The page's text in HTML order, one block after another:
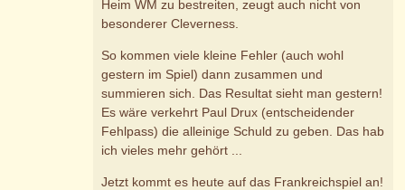
Heim WM zu bestreiten, zeugt auch nicht von
besonderer Cleverness.
So kommen viele kleine Fehler (auch wohl
gestern im Spiel) dann zusammen und
summieren sich. Das Resultat sieht man gestern!
Es wäre verkehrt Paul Drux (entscheidender
Fehlpass) die alleinige Schuld zu geben. Das hab
ich vieles mehr gehört ...
Jetzt kommt es heute auf das Frankreichspiel an!